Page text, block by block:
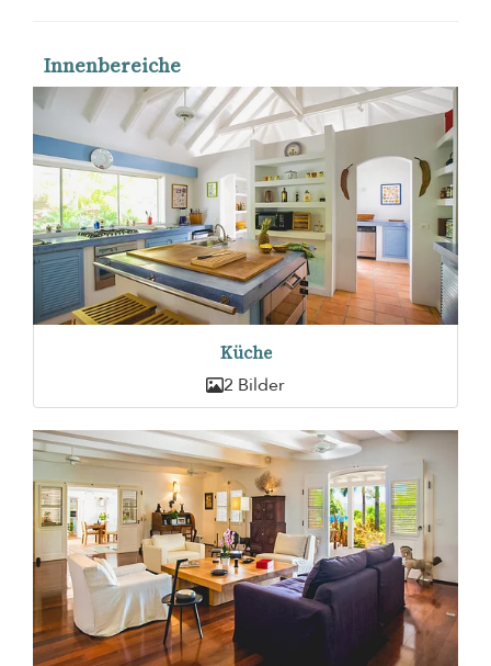
Innenbereiche
Küche
2 Bilder